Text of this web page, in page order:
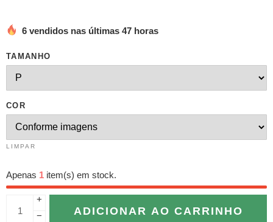
6 vendidos nas últimas 47 horas
TAMANHO
COR
LIMPAR
Apenas 1 item(s) em stock.
+
−
ADICIONAR AO CARRINHO